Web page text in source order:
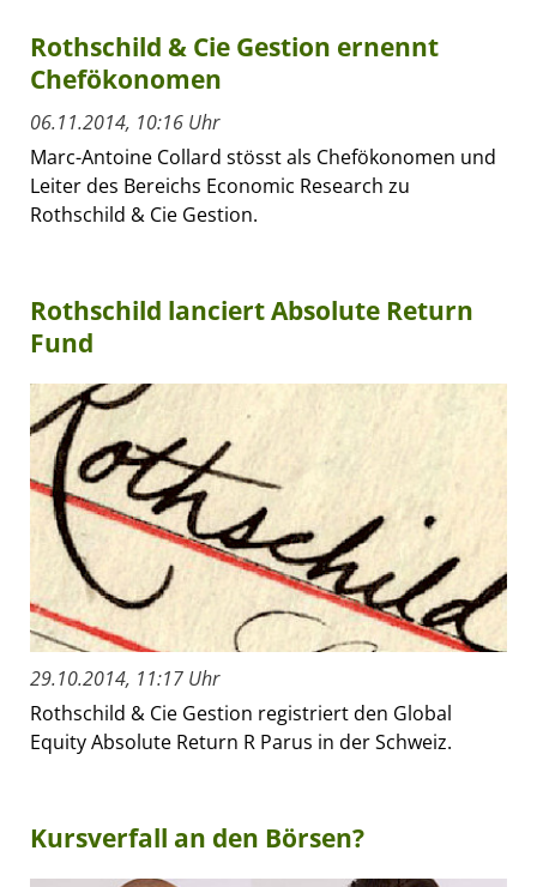
Rothschild & Cie Gestion ernennt
Chefökonomen
06.11.2014, 10:16 Uhr
Marc-Antoine Collard stösst als Chefökonomen und
Leiter des Bereichs Economic Research zu
Rothschild & Cie Gestion.
Rothschild lanciert Absolute Return
Fund
29.10.2014, 11:17 Uhr
Rothschild & Cie Gestion registriert den Global
Equity Absolute Return R Parus in der Schweiz.
Kursverfall an den Börsen?